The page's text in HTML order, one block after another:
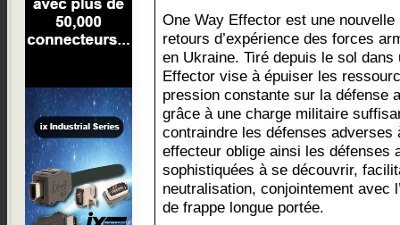
One Way Effector est une
retours d’expérience des forces
en Ukraine. Tiré depuis le sol
Effector vise à épuiser les
pression constante sur la défense
grâce à une charge militaire
contraindre les défenses adverses
effecteur oblige ainsi les défenses
sophistiquées à se découvrir,
neutralisation, conjointement avec
de frappe longue portée.